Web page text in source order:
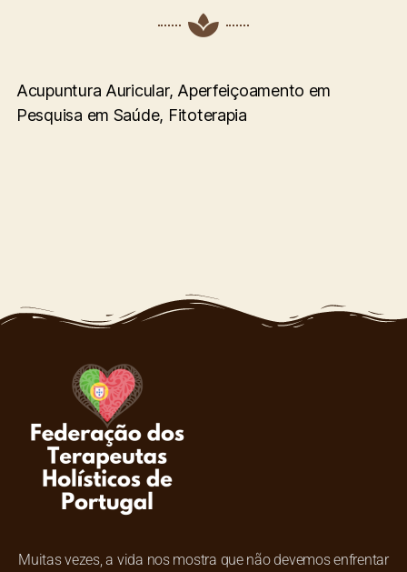
Acupuntura Auricular, Aperfeiçoamento em
Pesquisa em Saúde, Fitoterapia
Muitas vezes, a vida nos mostra que não devemos enfrentar